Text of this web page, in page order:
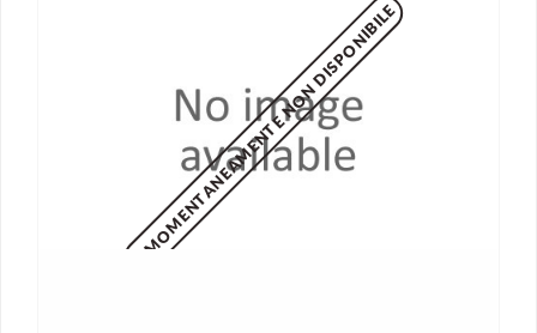
MOMENTANEAMENTE NON DISPONIBILE